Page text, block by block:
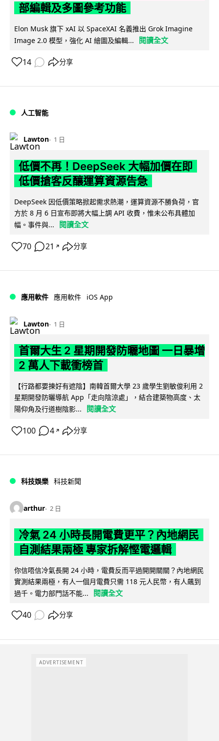
部編輯及多圖參考功能
Elon Musk 旗下 xAI 以 SpaceXAI 名義推出 Grok Imagine
Image 2.0 模型，強化 AI 繪圖及編輯...
閱讀全文
14 分享
人工智能
Lawton 1 日
低價不再！DeepSeek 大幅加價在即
低價搶客反釀運算資源告急
DeepSeek 因低價策略掀起需求熱潮，運算資源不勝負荷，官
方於 8 月 6 日宣布即將大幅上調 API 收費，惟未公布具體加
幅。事件與...
閱讀全文
70 21 ↗ 分享
應用軟件 應用軟件 iOS App
Lawton 1 日
首爾大生 2 星期開發防曬地圖 一日暴增
2 萬人下載衝榜首
【行路都要揀好有遮陰】南韓首爾大學 23 歲學生劉敏俊利用 2
星期開發防曬導航 App「走向陰涼處」，結合建築物高度、太
陽仰角及行道樹陰影...
閱讀全文
100 4 ↗ 分享
科技娛樂 科技新聞
arthur 2 日
冷氣 24 小時長開電費更平？內地網民
自測結果兩極 專家拆解慳電邏輯
你信唔信冷氣長開 24 小時，電費反而平過開開關關？內地網民
實測結果兩極，有人一個月電費只需 118 元人民幣，有人飆到
過千。電力部門話不能...
閱讀全文
40 分享
ADVERTISEMENT